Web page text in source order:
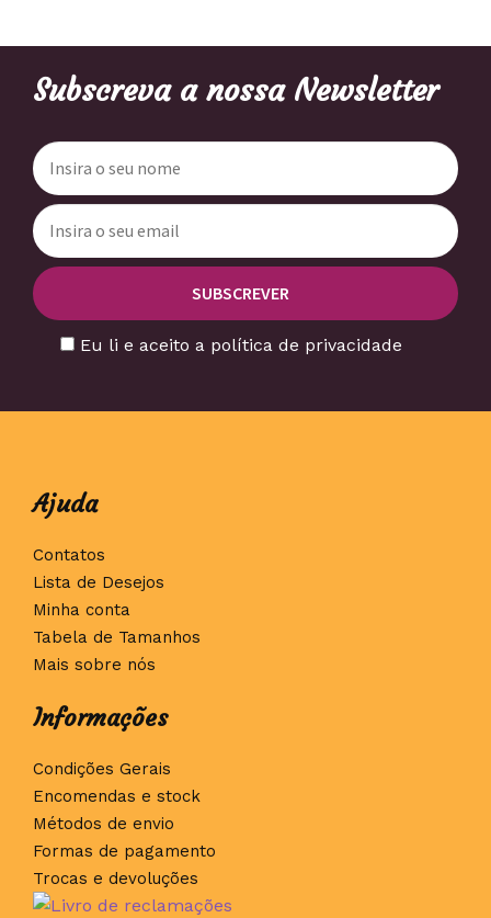
Subscreva a nossa Newsletter
Eu li e aceito a política de privacidade
Ajuda
Contatos
Lista de Desejos
Minha conta
Tabela de Tamanhos
Mais sobre nós
Informações
Condições Gerais
Encomendas e stock
Métodos de envio
Formas de pagamento
Trocas e devoluções